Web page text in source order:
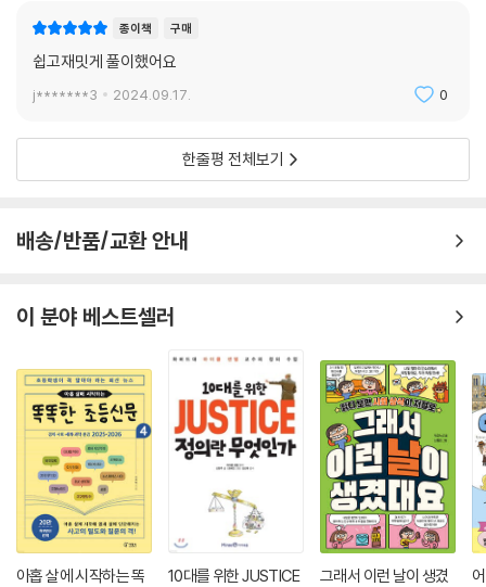
종이책 구매
쉽고재밋게 풀이했어요
j*******3 2024.09.17. 0
한줄평 전체보기
배송/반품/교환 안내
이 분야 베스트셀러
아홉 살에 시작하는 똑
10대를 위한 JUSTICE
그래서 이런 날이 생겼